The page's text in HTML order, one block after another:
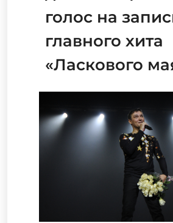
голос на
главного хита
«Ласкового